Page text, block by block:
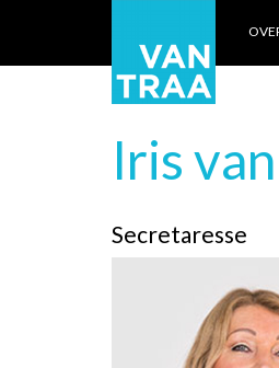
Iris
Secretaresse